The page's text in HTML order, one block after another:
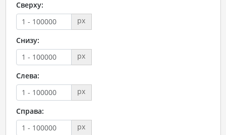
Сверху:
px
Снизу:
px
Слева:
px
Справа:
px